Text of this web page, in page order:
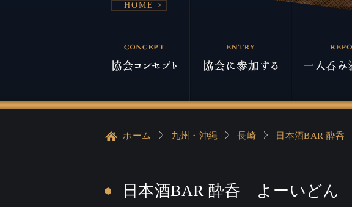
HOME
ホーム 九州・沖縄 長崎 日本酒BAR 酔呑
日本酒BAR 酔呑 よーいどん